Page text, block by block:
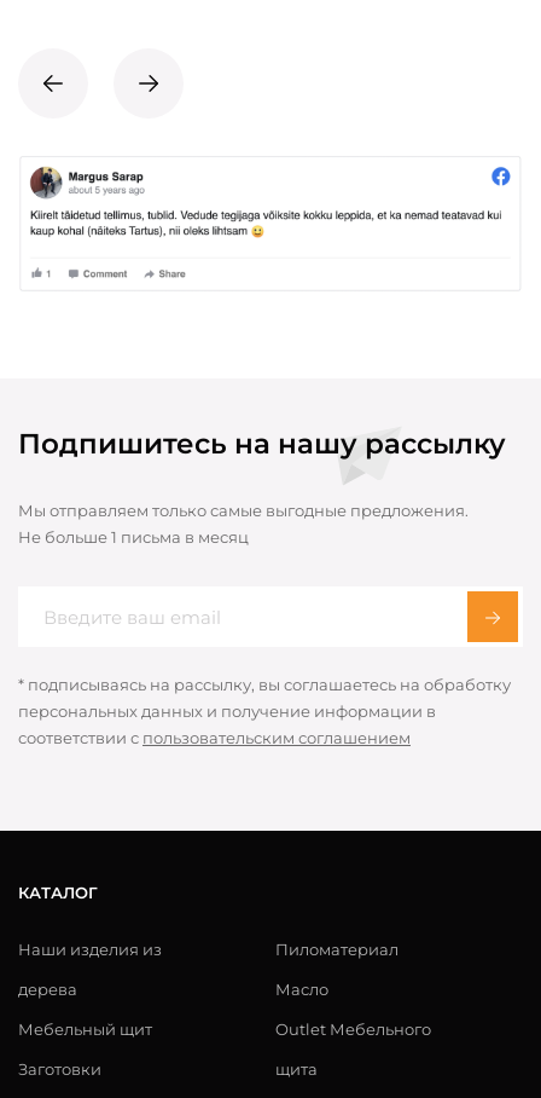
Подпишитесь на нашу рассылку
Мы отправляем только самые выгодные предложения.
Не больше 1 письма в месяц
* подписываясь на рассылку, вы соглашаетесь на обработку
персональных данных и получение информации в
соответствии с пользовательским соглашением
КАТАЛОГ
Наши изделия из
дерева
Мебельный щит
Заготовки
Пиломатериал
Масло
Outlet Мебельного
щита